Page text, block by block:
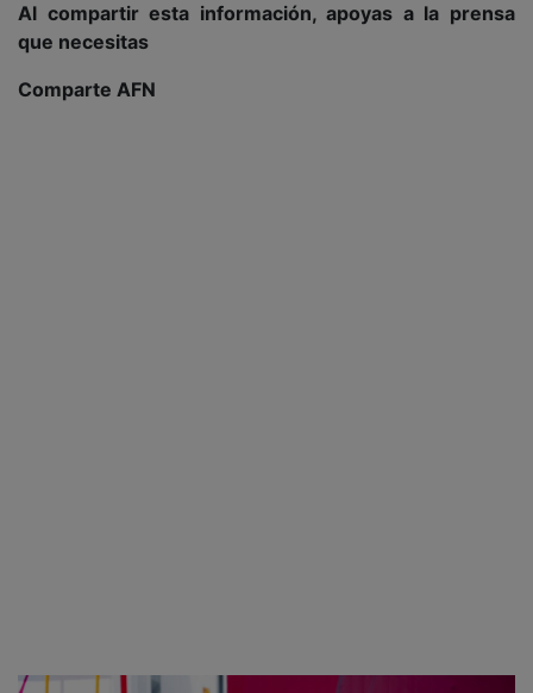
Al compartir esta información, apoyas a la prensa
que necesitas
Comparte AFN